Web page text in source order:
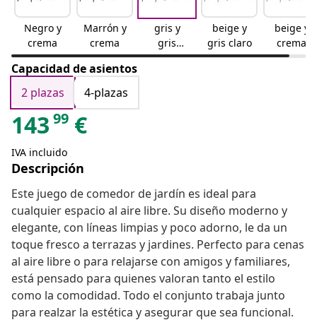
Negro y
crema
Marrón y
crema
gris y
gris
oscuro
beige y
gris claro
beige y
crema
Capacidad de asientos
2 plazas
4-plazas
143 99 €
IVA incluido
Descripción
Este juego de comedor de jardín es ideal para
cualquier espacio al aire libre. Su diseño moderno y
elegante, con líneas limpias y poco adorno, le da un
toque fresco a terrazas y jardines. Perfecto para cenas
al aire libre o para relajarse con amigos y familiares,
está pensado para quienes valoran tanto el estilo
como la comodidad. Todo el conjunto trabaja junto
para realzar la estética y asegurar que sea funcional.